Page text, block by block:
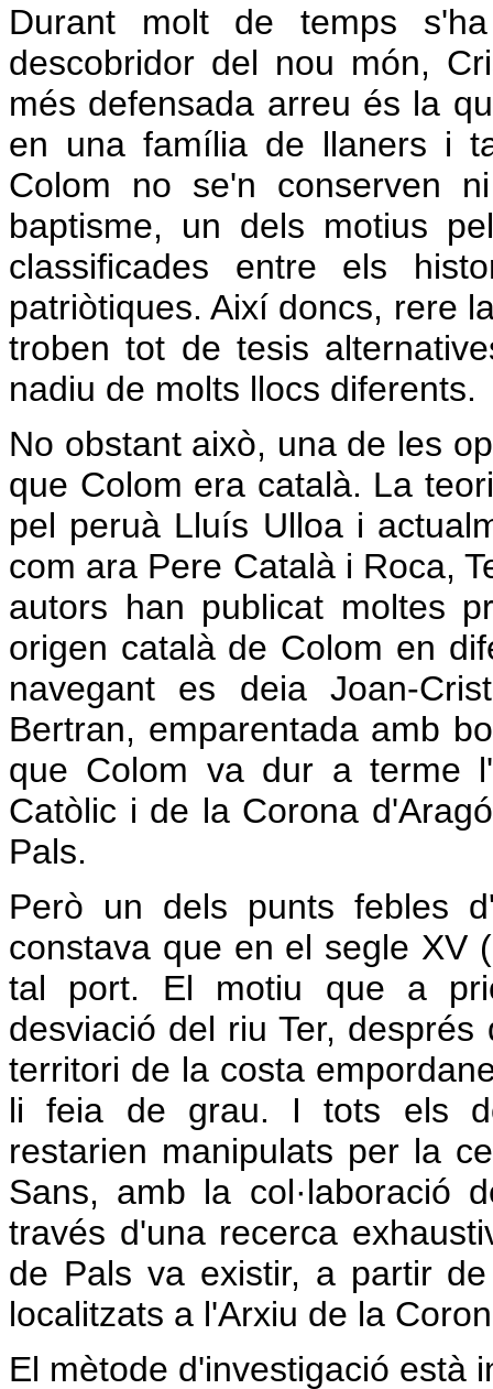
Durant molt de temps
descobridor del nou món,
més defensada arreu és la
en una família de llaners i
Colom no se'n conserven
baptisme, un dels motius
classificades entre els
patriòtiques. Així doncs, rere
troben tot de tesis
nadiu de molts llocs diferents.
No obstant això, una de les
que Colom era català. La
pel peruà Lluís Ulloa i
com ara Pere Català i Roca,
autors han publicat moltes
origen català de Colom en
navegant es deia Joan-
Bertran, emparentada amb
que Colom va dur a terme
Catòlic i de la Corona
Pals.
Però un dels punts febles
constava que en el segle XV
tal port. El motiu que a
desviació del riu Ter,
territori de la costa
li feia de grau. I tots els
restarien manipulats per la
Sans, amb la col·laboració
través d'una recerca
de Pals va existir, a partir
localitzats a l'Arxiu de la
El mètode d'investigació està